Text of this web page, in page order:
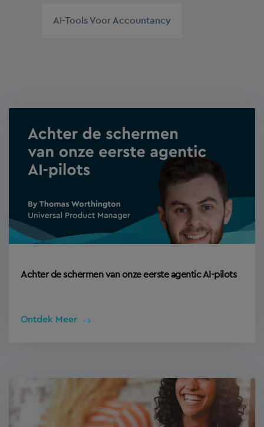
Achter de schermen van onze eerste agentic AI-pilots
Ontdek Meer
AI-Tools Voor Accountancy